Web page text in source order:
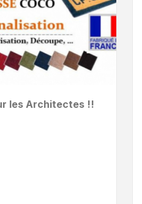
les Architectes !!